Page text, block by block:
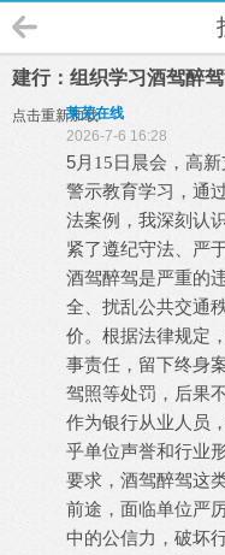
建行：组织学习酒驾醉
点击重新加载
莱芜在线
2026-7-6 16:28
5月 15日晨会，高
警示教育学习，通
法案例，我深刻认
紧了遵纪守法、严
酒驾醉驾是严重的
全、扰乱公共交通
价。根据法律规定
事责任，留下终身
驾照等处罚，后果
作为银行从业人员
乎单位声誉和行业
要求，酒驾醉驾这
前途，面临单位严
中的公信力，破坏